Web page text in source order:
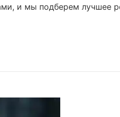
и мы подберем лучшее